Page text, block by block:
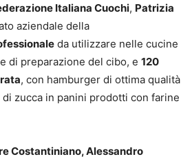
Italiana Cuochi, Patrizia
aziendale della
da utilizzare nelle cucine
di preparazione del cibo, e 120
, con hamburger di ottima qualità
zucca in panini prodotti con farine
Costantiniano, Alessandro